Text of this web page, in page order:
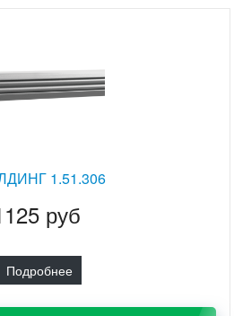
1.51.306
руб
Подробнее